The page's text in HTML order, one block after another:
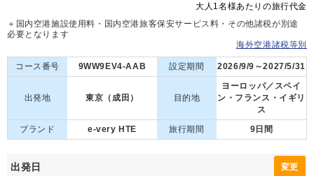
大人1名様あたりの旅行代金
＋国内空港施設使用料・国内空港旅客保安サービス料・その他諸税が別途
必要となります
海外空港諸税等別
コース番号 9WW9EV4-AAB 設定期間 2026/9/9～2027/5/31
出発地 東京（成田） 目的地
ヨーロッパ／スペイ
ン・フランス・イギリ
ス
ブランド
e-very HTE 旅行期間 9日間
出発日 変更